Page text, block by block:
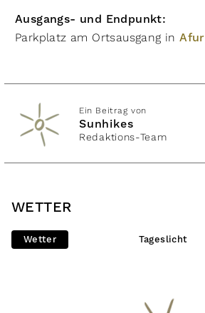
Ausgangs- und Endpunkt:
Parkplatz am Ortsausgang inAfur
Ein Beitrag von
Sunhikes
Redaktions-Team
WETTER
Wetter Tageslicht